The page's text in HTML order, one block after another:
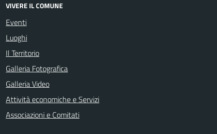
VIVERE IL COMUNE
Eventi
Luoghi
Il Territorio
Galleria Fotografica
Galleria Video
Attività economiche e Servizi
Associazioni e Comitati